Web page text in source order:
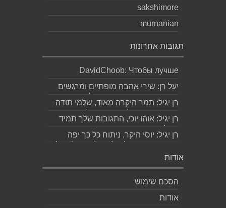
sakshimore
murnanian
תגובות אחרונות
DavidChoob: Чтобы лучше
понимать расстановку сил перед
матчем, читаю ана...
יעל רן: שירי אהבה מופתיים ומרגשים
עד מאוד כפי שרק גד יודע לכתוב
תודה...
רן יגיל: תמר היקרה מאוד, שלמי תודה
ואמסור כמובן לגד. שבת שלום...
רן יגיל: אוהו יוכי, התגובות שלך תמיד
מאלפות בינה והן יצירה בפני עצמה....
רן יגיל: יוסי היקר, ניתוח כל כך יפה
ומדויק, ממש קולע, לשיר "השקה". של...
אודות
הסכם שימוש
אודות